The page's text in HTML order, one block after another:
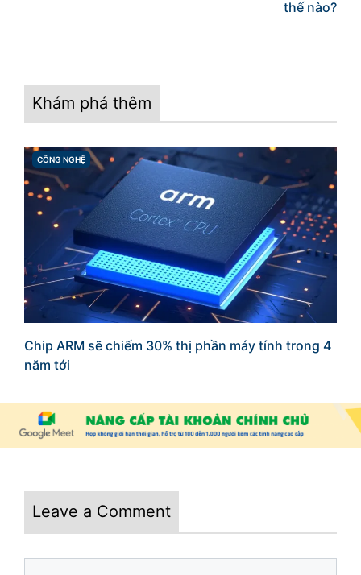
thế nào?
Khám phá thêm
CATEGORIES
CÔNG NGHỆ
Chip ARM sẽ chiếm 30% thị phần máy tính trong 4
năm tới
Leave a Comment